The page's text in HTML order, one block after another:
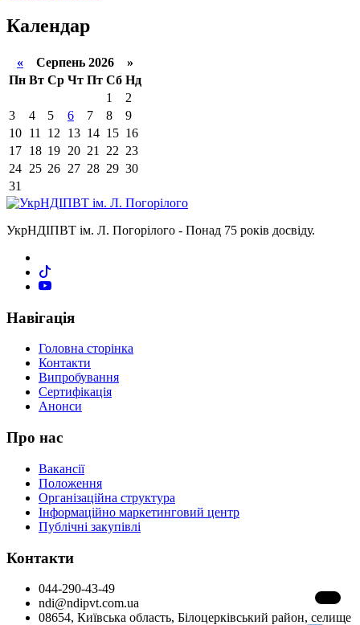
Календар
« Серпень 2026 »
Пн Вт Ср Чт Пт Сб Нд
1
2
3
4 5 6 7 8
9
10 11 12 13 14 15 16
17 18 19 20 21 22 23
24 25 26 27 28 29 30
31
УкрНДІПВТ ім. Л. Погорілого - Понад 75 років досвіду.
Навігація
Головна сторінка
Контакти
Випробування
Сертифікація
Анонси
Про нас
Вакансії
Положення
Організаційна структура
Інформаційно маркетинговий центр
Публічні закупівлі
Контакти
044-290-43-49
ndi@ndipvt.com.ua
08654, Київська область, Білоцерківський район, селище